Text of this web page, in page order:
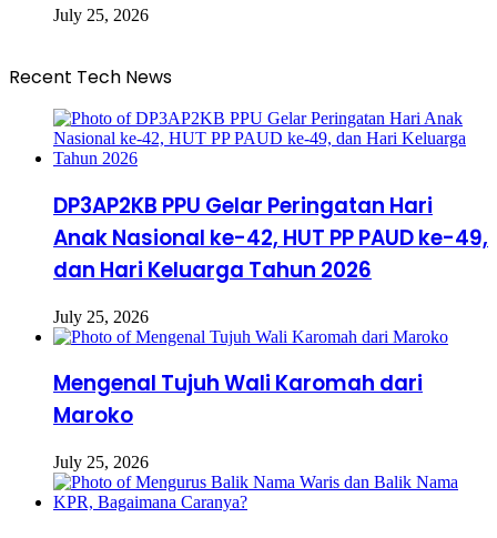
July 25, 2026
Recent Tech News
DP3AP2KB PPU Gelar Peringatan Hari
Anak Nasional ke-42, HUT PP PAUD ke-49,
dan Hari Keluarga Tahun 2026
July 25, 2026
Mengenal Tujuh Wali Karomah dari
Maroko
July 25, 2026